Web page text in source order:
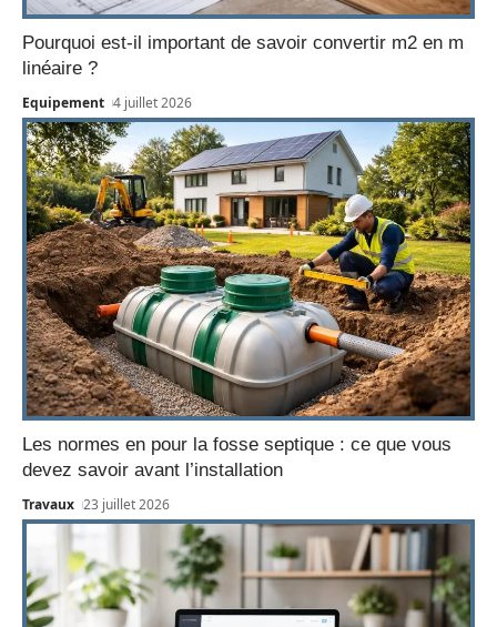
Pourquoi est-il important de savoir convertir m2 en m
linéaire ?
Equipement 4 juillet 2026
Les normes en pour la fosse septique : ce que vous
devez savoir avant l’installation
Travaux 23 juillet 2026